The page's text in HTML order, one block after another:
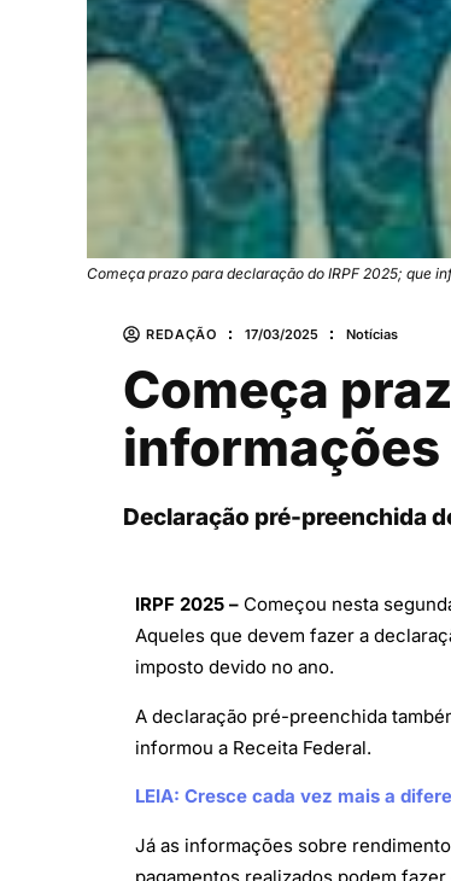
Começa prazo para declaração do IRPF 2025; que
REDAÇÃO 17/03/2025 Notícias
Começa
Declaração pré-preenchida
IRPF 2025 – Começou nesta
Aqueles que devem fazer a
imposto devido no ano.
A declaração pré-preenchida
informou a Receita Federal.
LEIA: Cresce cada vez mais a
Já as informações sobre
pagamentos realizados podem